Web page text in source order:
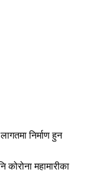
निर्माण हुन
महामारीका